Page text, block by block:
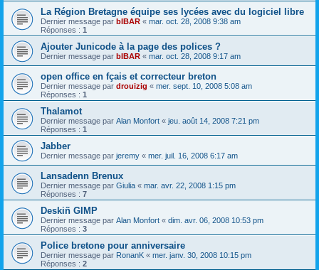
La Région Bretagne équipe ses lycées avec du logiciel libre
Dernier message par bIBAR « mar. oct. 28, 2008 9:38 am
Réponses : 1
Ajouter Junicode à la page des polices ?
Dernier message par bIBAR « mar. oct. 28, 2008 9:17 am
open office en fçais et correcteur breton
Dernier message par drouizig « mer. sept. 10, 2008 5:08 am
Réponses : 1
Thalamot
Dernier message par Alan Monfort « jeu. août 14, 2008 7:21 pm
Réponses : 1
Jabber
Dernier message par jeremy « mer. juil. 16, 2008 6:17 am
Lansadenn Brenux
Dernier message par Giulia « mar. avr. 22, 2008 1:15 pm
Réponses : 7
Deskiñ GIMP
Dernier message par Alan Monfort « dim. avr. 06, 2008 10:53 pm
Réponses : 3
Police bretone pour anniversaire
Dernier message par RonanK « mer. janv. 30, 2008 10:15 pm
Réponses : 2